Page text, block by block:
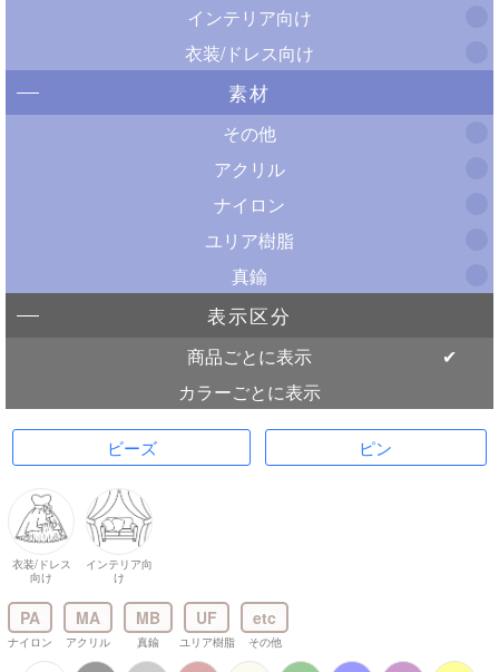
インテリア向け
衣装/ドレス向け
素材
その他
アクリル
ナイロン
ユリア樹脂
真鍮
表示区分
商品ごとに表示
カラーごとに表示
ビーズ ピン
衣装/ドレス
向け
インテリア向
け
PA
ナイロン
MA
アクリル
MB
真鍮
UF
ユリア樹脂
etc
その他